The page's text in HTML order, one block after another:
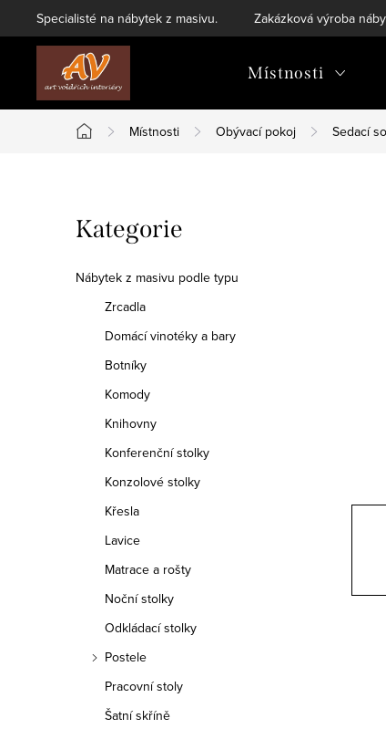
na
Specialisté na nábytek z masivu. Zakázková výroba
Místnosti
Domů
Místnosti Obývací pokoj Sedací
o
s
Přeskočit
kategorie
Kategorie
Nábytek z masivu podle typu
Zrcadla
Domácí vinotéky a bary
Botníky
Komody
Knihovny
Konferenční stolky
Konzolové stolky
Křesla
Lavice
Matrace a rošty
Noční stolky
Odkládací stolky
Postele
Pracovní stoly
Šatní skříně